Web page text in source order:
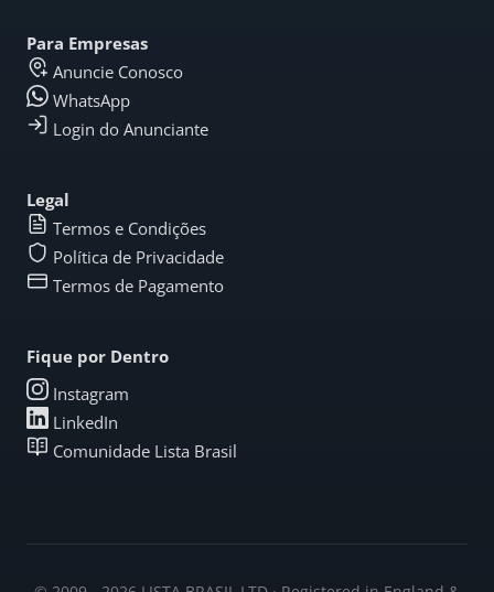
Para Empresas
Anuncie Conosco
WhatsApp
Login do Anunciante
Legal
Termos e Condições
Política de Privacidade
Termos de Pagamento
Fique por Dentro
Instagram
LinkedIn
Comunidade Lista Brasil